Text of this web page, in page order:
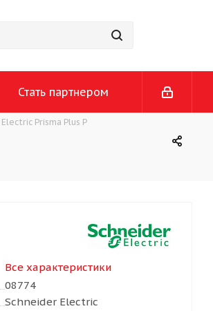
Стать партнером
Prisma Plus P
Все характеристики
08774
Schneider Electric